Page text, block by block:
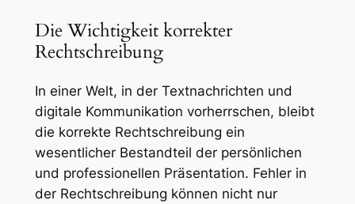
Die Wichtigkeit korrekter
Rechtschreibung
In einer Welt, in der Textnachrichten und
digitale Kommunikation vorherrschen, bleibt
die korrekte Rechtschreibung ein
wesentlicher Bestandteil der persönlichen
und professionellen Präsentation. Fehler in
der Rechtschreibung können nicht nur